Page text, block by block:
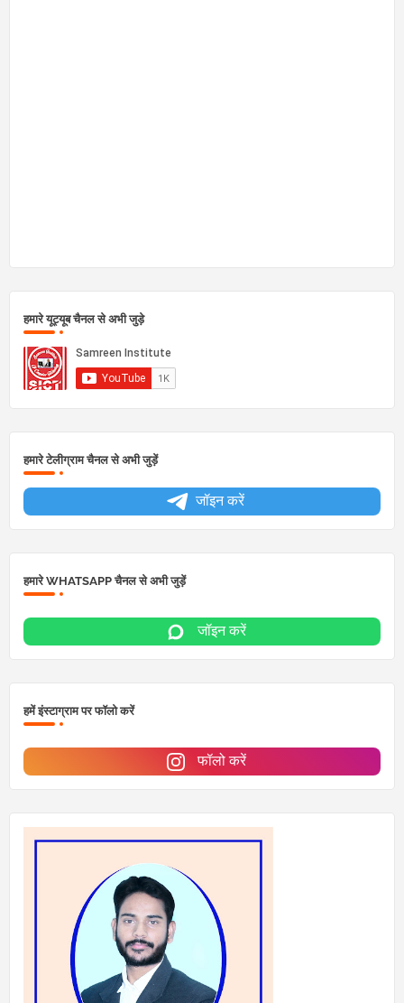
हमारे यूट्यूब चैनल से अभी जुड़े
हमारे टेलीग्राम चैनल से अभी जुड़ें
जॉइन करें
हमारे WHATSAPP चैनल से अभी जुड़ें
जॉइन करें
हमें इंस्टाग्राम पर फॉलो करें
फॉलो करें